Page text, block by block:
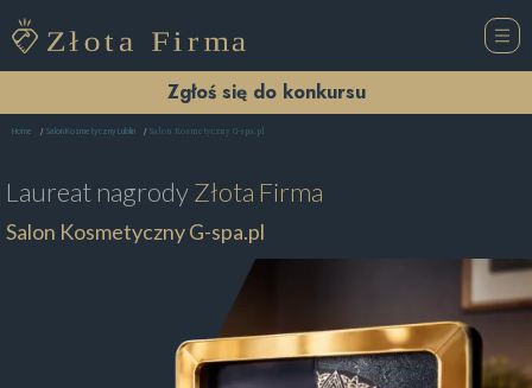
Zgłoś się do konkursu
Home Salon Kosmetyczny Lublin Salon Kosmetyczny G-spa.pl
Laureat nagrodyZłota Firma
Salon Kosmetyczny G-spa.pl